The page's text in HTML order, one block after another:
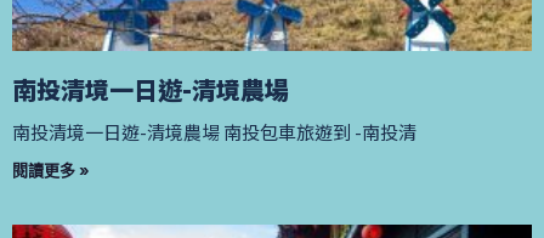
南投清境一日遊-清境農場
南投清境一日遊-清境農場 南投包車旅遊到 -南投清
閱讀更多 »